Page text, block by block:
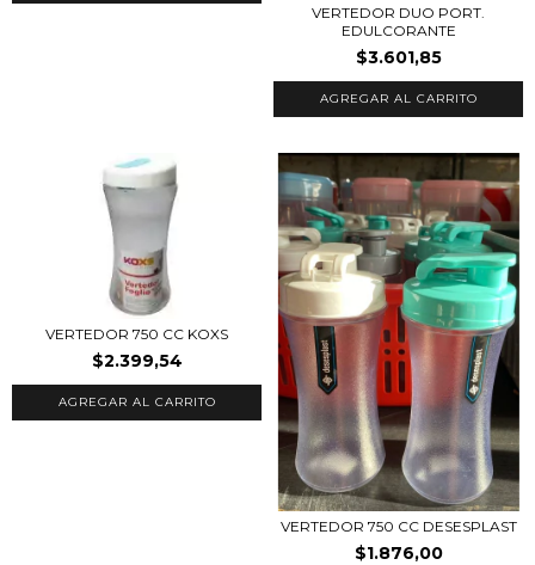
VERTEDOR DUO PORT.
EDULCORANTE
$3.601,85
VERTEDOR 750 CC KOXS
$2.399,54
VERTEDOR 750 CC DESESPLAST
$1.876,00